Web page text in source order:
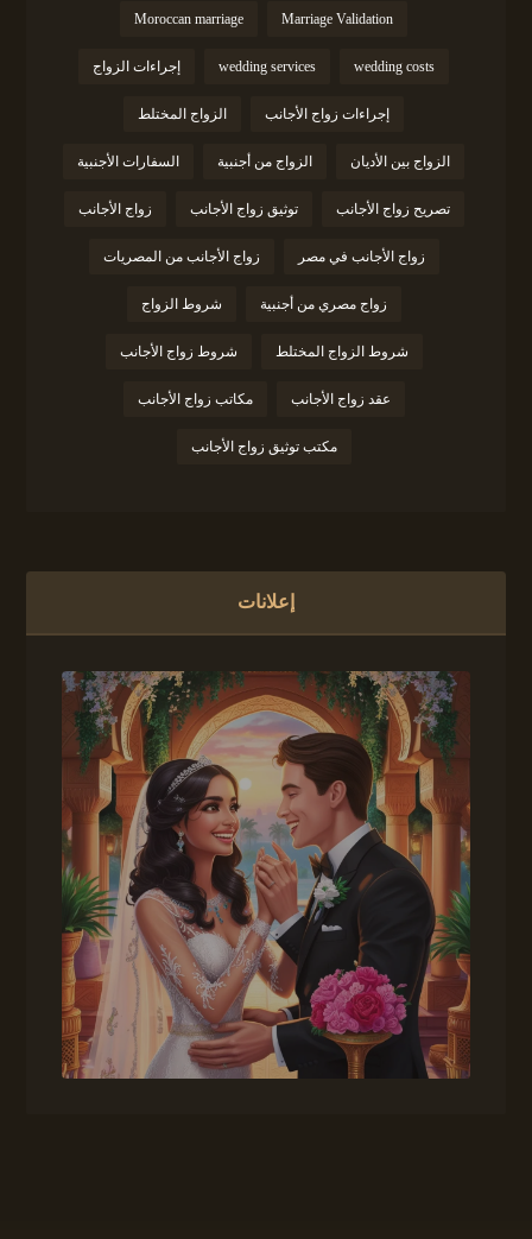
Marriage Validation
Moroccan marriage
wedding costs
wedding services إجراءات الزواج
إجراءات زواج الأجانب الزواج المختلط
الزواج بين الأديان الزواج من أجنبية السفارات الأجنبية
تصريح زواج الأجانب توثيق زواج الأجانب زواج الأجانب
زواج الأجانب في مصر زواج الأجانب من المصريات
زواج مصري من أجنبية شروط الزواج
شروط الزواج المختلط شروط زواج الأجانب
عقد زواج الأجانب مكاتب زواج الأجانب
مكتب توثيق زواج الأجانب
إعلانات